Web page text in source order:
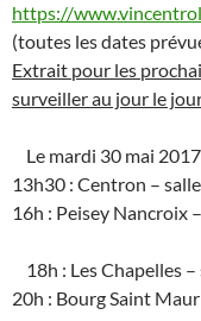
https://
(toutes les dates
Extrait pour les
surveiller au jour le
Le mardi 30 mai
13h30 : Centron –
16h : Peisey Nancroix
18h : Les Chapelles
20h : Bourg Saint